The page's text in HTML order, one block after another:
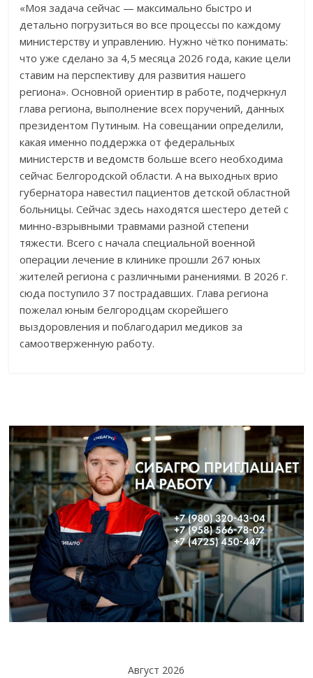
«Моя задача сейчас — максимально быстро и
детально погрузиться во все процессы по каждому
министерству и управлению. Нужно чётко понимать:
что уже сделано за 4,5 месяца 2026 года, какие цели
ставим на перспективу для развития нашего
региона». Основной ориентир в работе, подчеркнул
глава региона, выполнение всех поручений, данных
президентом Путиным. На совещании определили,
какая именно поддержка от федеральных
министерств и ведомств больше всего необходима
сейчас Белгородской области. А на выходных врио
губернатора навестил пациентов детской областной
больницы. Сейчас здесь находятся шестеро детей с
минно-взрывными травмами разной степени
тяжести. Всего с начала специальной военной
операции лечение в клинике прошли 267 юных
жителей региона с различными ранениями. В 2026 г.
сюда поступило 37 пострадавших. Глава региона
пожелал юным белгородцам скорейшего
выздоровления и поблагодарил медиков за
самоотверженную работу.
Август 2026